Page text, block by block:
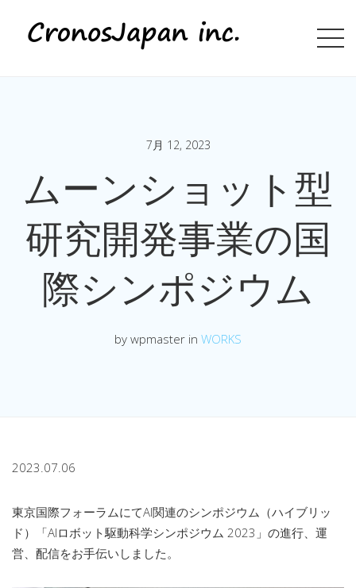
7月 12, 2023
ムーンショット型
研究開発事業の国
際シンポジウム
by wpmaster in WORKS
2023.07.06
東京国際フォーラムにてAI関連のシンポジウム（ハイブリッ
ド）「AIロボット駆動科学シンポジウム 2023」の進行、運
営、配信をお手伝いしました。